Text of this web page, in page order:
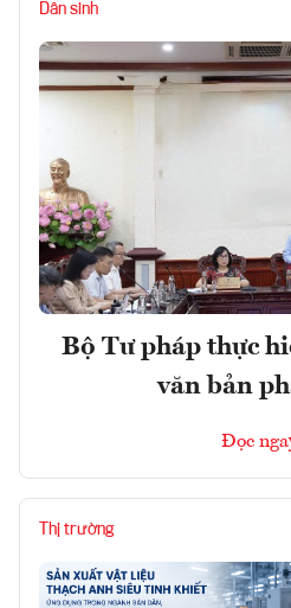
Dân sinh
Bộ Tư pháp thực
văn bản
Đọc
Thị trường